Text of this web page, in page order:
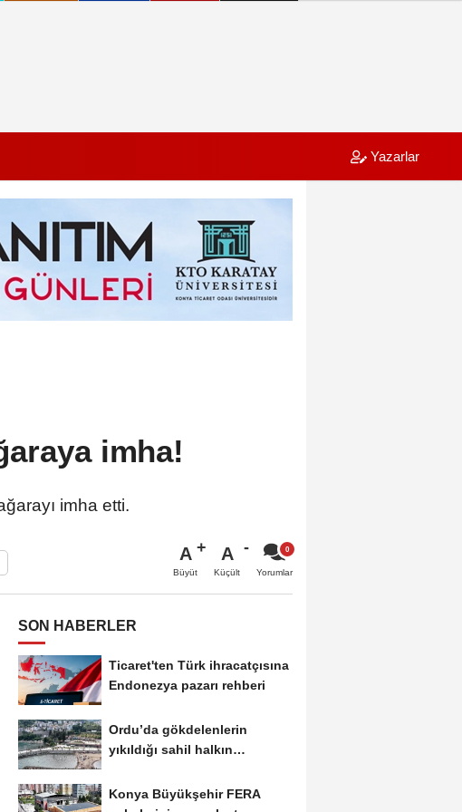
Yazarlar
imha!
imha etti.
A
Büyüt
A
Küçült Yorumlar
SON HABERLER
Ticaret'ten Türk ihracatçısına
Endonezya pazarı rehberi
Ordu’da gökdelenlerin
yıkıldığı sahil halkın
Konya Büyükşehir FERA